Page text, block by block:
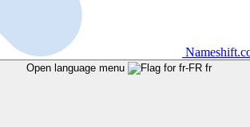
Open language menu fr